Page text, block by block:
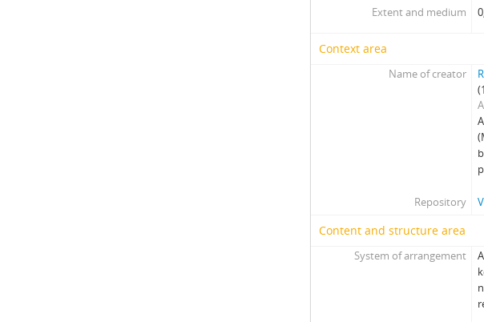
Extent and medium
Context area
Name of creator
Repository
Content and structure area
System of arrangement